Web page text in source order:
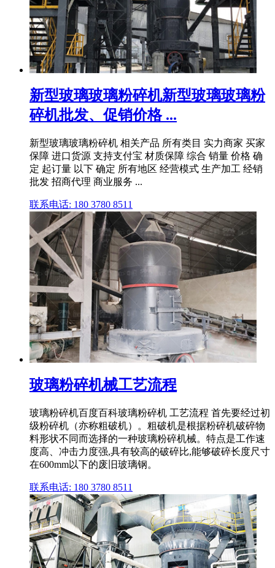
新型玻璃玻璃粉碎机新型玻璃玻璃粉
碎机批发、促销价格 ...
新型玻璃玻璃粉碎机 相关产品 所有类目 实力商家 买家
保障 进口货源 支持支付宝 材质保障 综合 销量 价格 确
定 起订量 以下 确定 所有地区 经营模式 生产加工 经销
批发 招商代理 商业服务 ...
联系电话: 180 3780 8511
玻璃粉碎机械工艺流程
玻璃粉碎机百度百科玻璃粉碎机 工艺流程 首先要经过初
级粉碎机（亦称粗破机）。粗破机是根据粉碎机破碎物
料形状不同而选择的一种玻璃粉碎机械。特点是工作速
度高、冲击力度强,具有较高的破碎比,能够破碎长度尺寸
在600mm以下的废旧玻璃钢。
联系电话: 180 3780 8511